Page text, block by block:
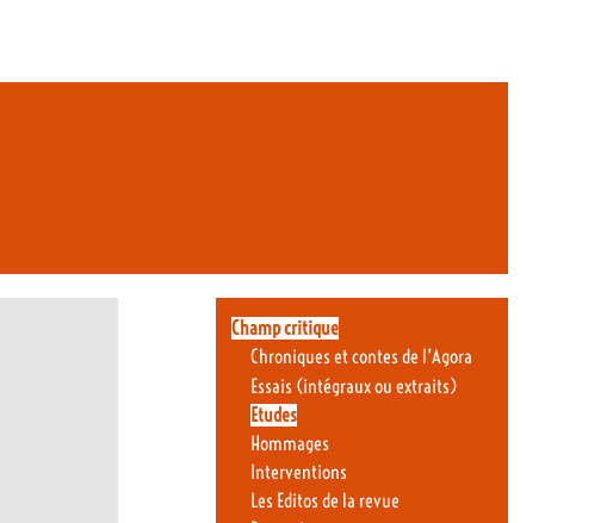
Champ critique
Chroniques et contes de l’Agora
Essais (intégraux ou extraits)
Etudes
Hommages
Interventions
Les Editos de la revue